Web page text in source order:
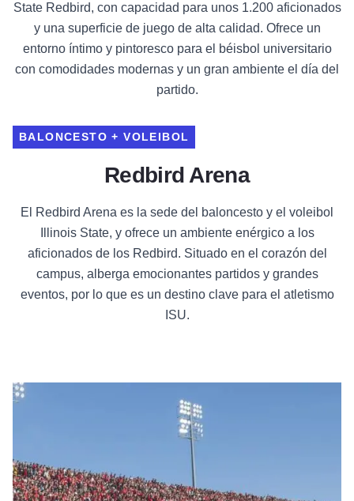
State Redbird, con capacidad para unos 1.200 aficionados
y una superficie de juego de alta calidad. Ofrece un
entorno íntimo y pintoresco para el béisbol universitario
con comodidades modernas y un gran ambiente el día del
partido.
BALONCESTO + VOLEIBOL
Redbird Arena
El Redbird Arena es la sede del baloncesto y el voleibol
Illinois State, y ofrece un ambiente enérgico a los
aficionados de los Redbird. Situado en el corazón del
campus, alberga emocionantes partidos y grandes
eventos, por lo que es un destino clave para el atletismo
ISU.